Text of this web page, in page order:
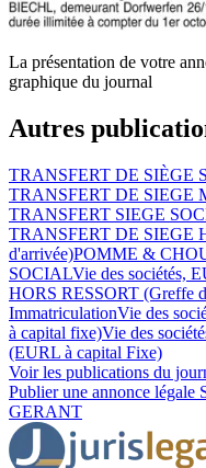
La présentation de votre
graphique du journal
Autres
TRANSFERT DE SIÈGE
TRANSFERT DE SIEGE
TRANSFERT SIEGE
TRANSFERT DE SIEGE
d'arrivée)POMME &
SOCIALVie des sociétés,
HORS RESSORT (Greffe
ImmatriculationVie des
à capital fixe)Vie des
(EURL à capital Fixe)
Voir les publications du
Publier une annonce légale
GERANT